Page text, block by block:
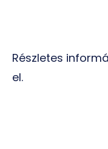
Részletes
el.